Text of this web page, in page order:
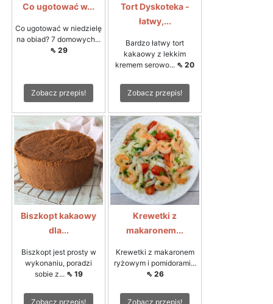
Co ugotować w...
Co ugotować w niedzielę
na obiad? 7 domowych...
⇖ 29
Zobacz przepis!
Tort Dyskoteka -
łatwy,...
Bardzo łatwy tort
kakaowy z lekkim
kremem serowo... ⇖ 20
Zobacz przepis!
Biszkopt kakaowy
dla...
Biszkopt jest prosty w
wykonaniu, poradzi
sobie z... ⇖ 19
Zobacz przepis!
Krewetki z
makaronem...
Krewetki z makaronem
ryżowym i pomidorami...
⇖ 26
Zobacz przepis!